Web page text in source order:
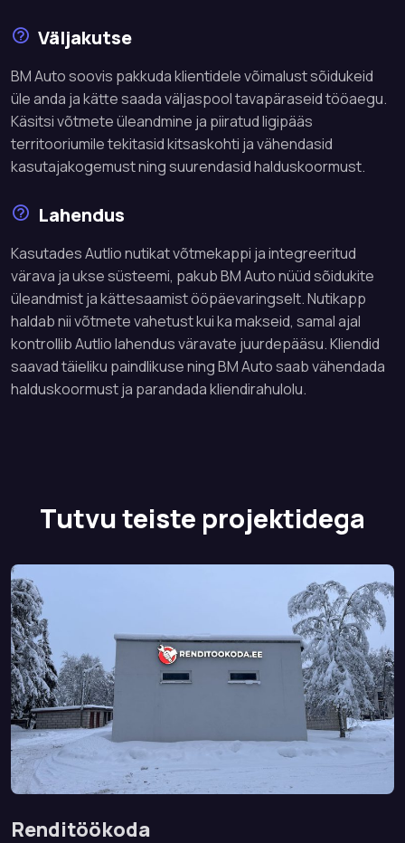
Väljakutse
BM Auto soovis pakkuda klientidele võimalust sõidukeid
üle anda ja kätte saada väljaspool tavapäraseid tööaegu.
Käsitsi võtmete üleandmine ja piiratud ligipääs
territooriumile tekitasid kitsaskohti ja vähendasid
kasutajakogemust ning suurendasid halduskoormust.
Lahendus
Kasutades Autlio nutikat võtmekappi ja integreeritud
värava ja ukse süsteemi, pakub BM Auto nüüd sõidukite
üleandmist ja kättesaamist ööpäevaringselt. Nutikapp
haldab nii võtmete vahetust kui ka makseid, samal ajal
kontrollib Autlio lahendus väravate juurdepääsu. Kliendid
saavad täieliku paindlikuse ning BM Auto saab vähendada
halduskoormust ja parandada kliendirahulolu.
Tutvu teiste projektidega
Renditöökoda